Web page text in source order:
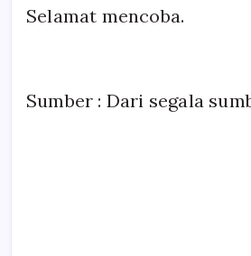
Selamat mencoba.
Sumber : Dari segala